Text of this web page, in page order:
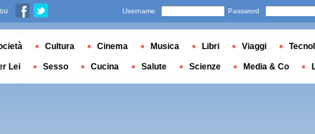
Username Password
Cultura Cinema Musica Libri Viaggi
Lei Sesso Cucina Salute Scienze Media & Co